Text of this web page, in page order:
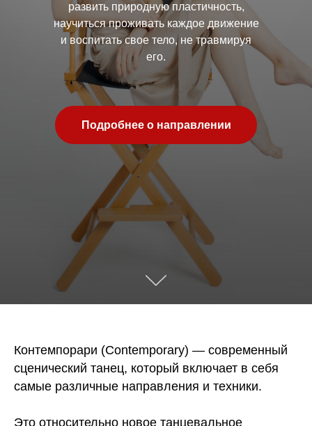
развить природную пластичность,
научиться проживать каждое движение
и воспитать свое тело, не травмируя
его.
Подробнее о направлении
Контемпорари (Contemporary) — современный
сценический танец, который включает в себя
самые различные направления и техники.
Это относительно новое танцевальное